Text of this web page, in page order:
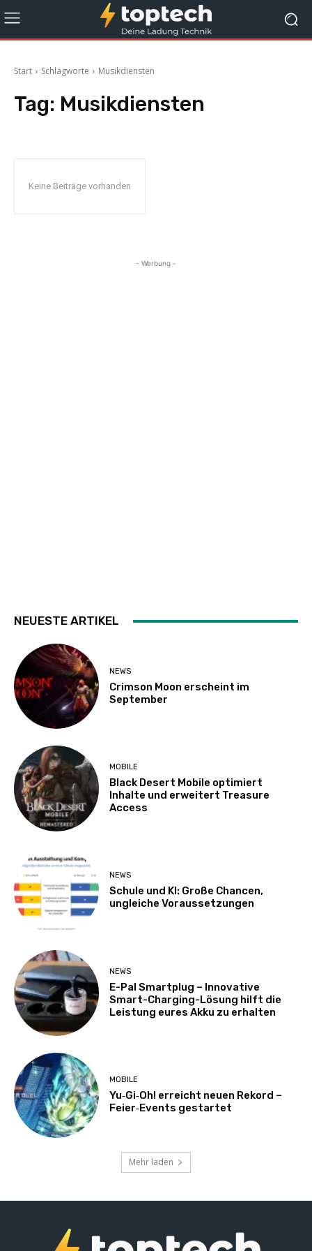
Start Schlagworte Musikdiensten
Tag: Musikdiensten
Keine Beiträge vorhanden
- Werbung -
NEUESTE ARTIKEL
NEWS
Crimson Moon erscheint im
September
MOBILE
Black Desert Mobile optimiert
Inhalte und erweitert Treasure
Access
NEWS
Schule und KI: Große Chancen,
ungleiche Voraussetzungen
NEWS
E-Pal Smartplug – Innovative
Smart-Charging-Lösung hilft die
Leistung eures Akku zu erhalten
MOBILE
Yu‑Gi‑Oh! erreicht neuen Rekord –
Feier‑Events gestartet
Mehr laden